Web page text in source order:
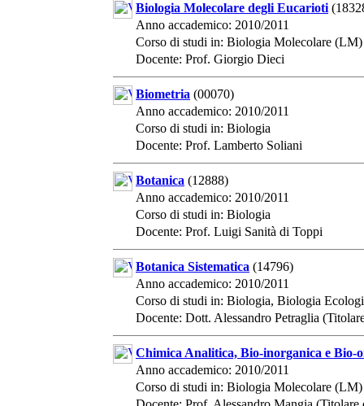
Biologia Molecolare degli Eucarioti
Anno accademico: 2010/2011
Corso di studi in: Biologia Molecolare (LM)
Docente: Prof. Giorgio Dieci
Biometria (00070)
Anno accademico: 2010/2011
Corso di studi in: Biologia
Docente: Prof. Lamberto Soliani
Botanica (12888)
Anno accademico: 2010/2011
Corso di studi in: Biologia
Docente: Prof. Luigi Sanità di Toppi
Botanica Sistematica (14796)
Anno accademico: 2010/2011
Corso di studi in: Biologia, Biologia
Docente: Dott. Alessandro Petraglia
Chimica Analitica, Bio-inorganica e Bio-
Anno accademico: 2010/2011
Corso di studi in: Biologia Molecolare (LM)